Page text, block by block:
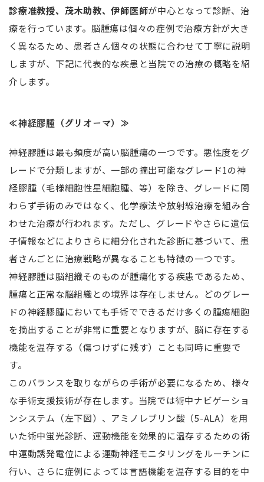
診療准教授、茂木助教、伊師医師が中心となって診断、治
療を行っています。脳腫瘍は個々の症例で治療方針が大き
く異なるため、患者さん個々の状態に合わせて丁寧に説明
しますが、下記に代表的な疾患と当院での治療の概略を紹
介します。
≪神経膠腫（グリオーマ）≫
神経膠腫は最も頻度が高い脳腫瘍の一つです。悪性度をグ
レードで分類しますが、一部の摘出可能なグレード1の神
経膠腫（毛様細胞性星細胞腫、等）を除き、グレードに関
わらず手術のみではなく、化学療法や放射線治療を組み合
わせた治療が行われます。ただし、グレードやさらに遺伝
子情報などによりさらに細分化された診断に基づいて、患
者さんごとに治療戦略が異なることも特徴の一つです。
神経膠腫は脳組織そのものが腫瘍化する疾患であるため、
腫瘍と正常な脳組織との境界は存在しません。どのグレー
ドの神経膠腫においても手術でできるだけ多くの腫瘍細胞
を摘出することが非常に重要となりますが、脳に存在する
機能を温存する（傷つけずに残す）ことも同時に重要で
す。
このバランスを取りながらの手術が必要になるため、様々
な手術支援技術が存在します。当院では術中ナビゲーショ
ンシステム（左下図）、アミノレブリン酸（5-ALA）を用
いた術中蛍光診断、運動機能を効果的に温存するための術
中運動誘発電位による運動神経モニタリングをルーチンに
行い、さらに症例によっては言語機能を温存する目的を中